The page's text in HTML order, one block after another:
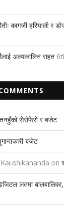
कागजी हरियाली र
अल्पकालिन राहत
तनहुँको सेरोफेरो र बजेट
बजेट
on
लतमा